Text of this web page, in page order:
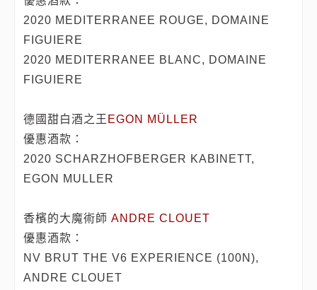
2020 MEDITERRANEE ROUGE, DOMAINE
FIGUIERE
2020 MEDITERRANEE BLANC, DOMAINE
FIGUIERE
德國甜白酒之王 EGON MÜLLER
優惠酒款：
2020 SCHARZHOFBERGER KABINETT,
EGON MULLER
香檳的大魔術師ANDRE CLOUET
優惠酒款：
NV BRUT THE V6 EXPERIENCE (100N),
ANDRE CLOUET